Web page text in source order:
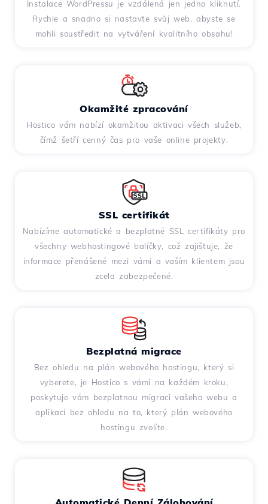
Instalace WordPressu je vzdálená jen jedno kliknutí.
Rychle a snadno si nastavte svůj web, abyste se
mohli soustředit na vytváření kvalitního obsahu!
Okamžité zpracování
Hostico vám nabízí okamžitou aktivaci všech služeb,
čímž šetří cenný čas pro vaše online projekty.
SSL certifikát
Nabízíme automatické a bezplatné SSL certifikáty pro
všechny webhostingové balíčky, což zajišťuje, že
informace přenášené mezi vámi a vaším klientem jsou
zcela zabezpečené.
Bezplatná migrace
Bez ohledu na plán webového hostingu, který si
vyberete, je Hostico s vámi na každém kroku,
poskytuje vám bezplatnou migraci vašeho webu a
aplikací bez ohledu na to, který plán webového
hostingu zvolíte.